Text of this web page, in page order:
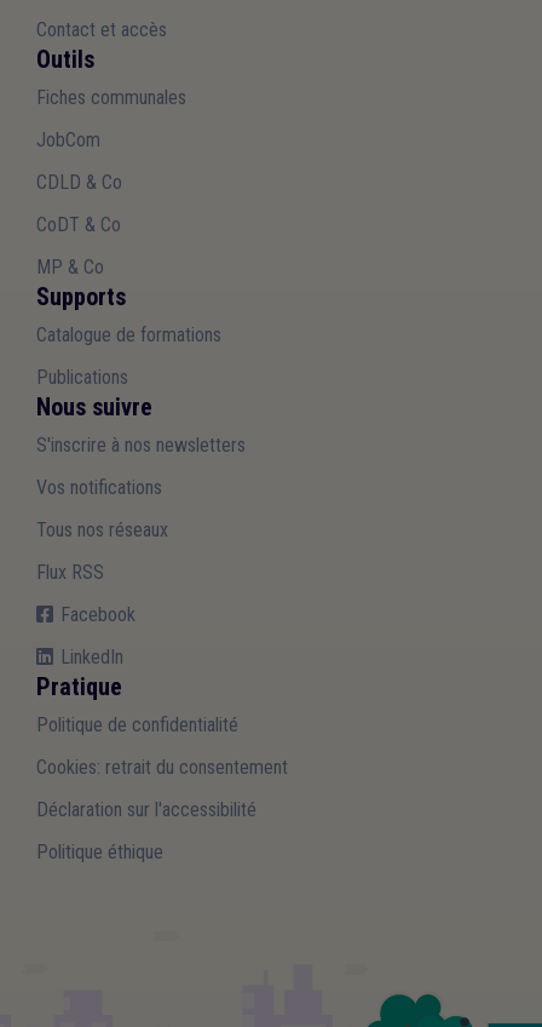
Contact et accès
Outils
Fiches communales
JobCom
CDLD & Co
CoDT & Co
MP & Co
Supports
Catalogue de formations
Publications
Nous suivre
S'inscrire à nos newsletters
Vos notifications
Tous nos réseaux
Flux RSS
Facebook
LinkedIn
Pratique
Politique de confidentialité
Cookies: retrait du consentement
Déclaration sur l'accessibilité
Politique éthique